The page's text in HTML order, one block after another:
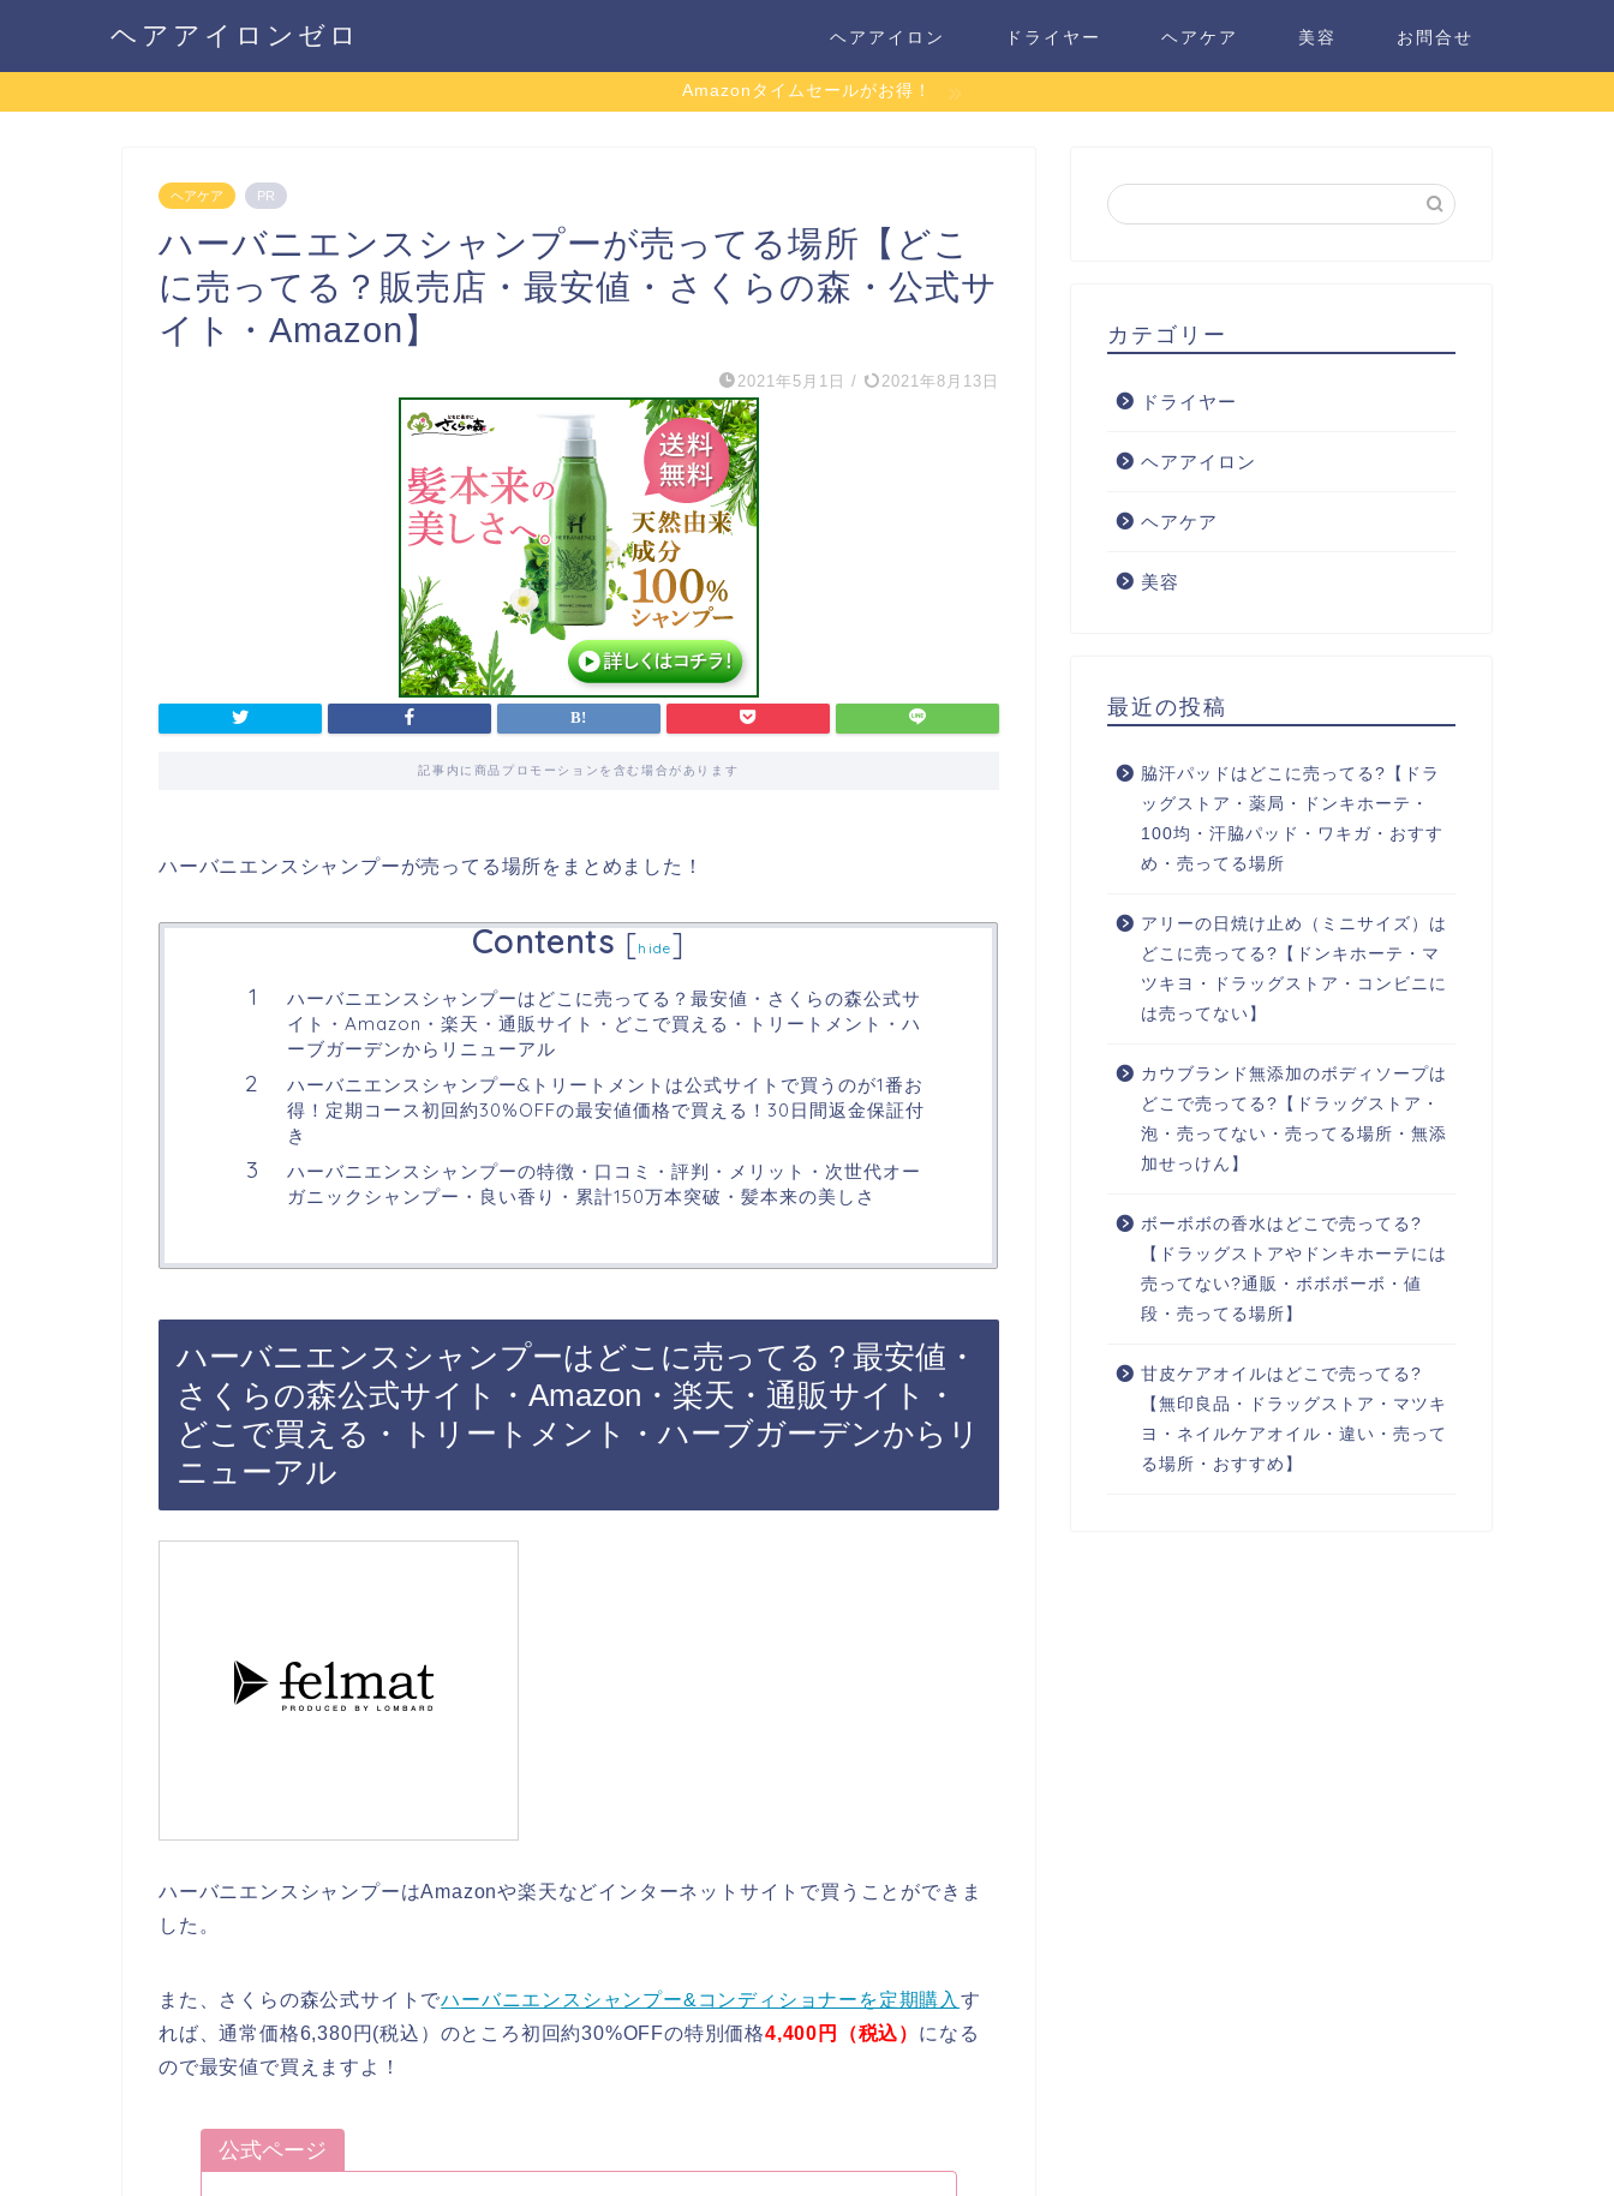
ヘアアイロンゼロ ヘアアイロン ドライヤー ヘアケア 美容 お問合せ
Amazonタイムセールがお得！
ヘアケア PR
ハーバニエンスシャンプーが売ってる場所【どこ
に売ってる？販売店・最安値・さくらの森・公式サ
イト・Amazon】
2021年5月1日 / 2021年8月13日
記事内に商品プロモーションを含む場合があります
ハーバニエンスシャンプーが売ってる場所をまとめました！
Contents [hide]
ハーバニエンスシャンプーはどこに売ってる？最安値・さくらの森公式サ
イト・Amazon・楽天・通販サイト・どこで買える・トリートメント・ハ
ーブガーデンからリニューアル
ハーバニエンスシャンプー&トリートメントは公式サイトで買うのが1番お
得！定期コース初回約30%OFFの最安値価格で買える！30日間返金保証付
き
ハーバニエンスシャンプーの特徴・口コミ・評判・メリット・次世代オー
ガニックシャンプー・良い香り・累計150万本突破・髪本来の美しさ
ハーバニエンスシャンプーはどこに売ってる？最安値・
さくらの森公式サイト・Amazon・楽天・通販サイト・
どこで買える・トリートメント・ハーブガーデンからリ
ニューアル
ハーバニエンスシャンプーはAmazonや楽天などインターネットサイトで買うことができま
した。
また、さくらの森公式サイトでハーバニエンスシャンプー&コンディショナーを定期購入 す
れば、通常価格6,380円(税込）のところ初回約30%OFFの特別価格4,400円（税込） になる
ので最安値で買えますよ！
公式ページ
カテゴリー
ドライヤー
ヘアアイロン
ヘアケア
美容
最近の投稿
脇汗パッドはどこに売ってる?【ドラ
ッグストア・薬局・ドンキホーテ・
100均・汗脇パッド・ワキガ・おすす
め・売ってる場所
アリーの日焼け止め（ミニサイズ）は
どこに売ってる?【ドンキホーテ・マ
ツキヨ・ドラッグストア・コンビニに
は売ってない】
カウブランド無添加のボディソープは
どこで売ってる?【ドラッグストア・
泡・売ってない・売ってる場所・無添
加せっけん】
ボーボボの香水はどこで売ってる?
【ドラッグストアやドンキホーテには
売ってない?通販・ボボボーボ・値
段・売ってる場所】
甘皮ケアオイルはどこで売ってる?
【無印良品・ドラッグストア・マツキ
ヨ・ネイルケアオイル・違い・売って
る場所・おすすめ】